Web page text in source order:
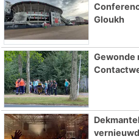
Gloukh
Gewonde